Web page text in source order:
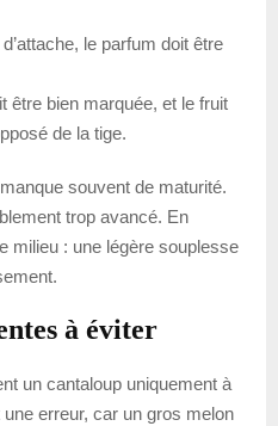
le parfum doit être
être bien marquée, et le fruit
de la tige.
souvent de maturité.
trop avancé. En
milieu : une légère souplesse
à éviter
un cantaloup uniquement à
une erreur, car un gros melon